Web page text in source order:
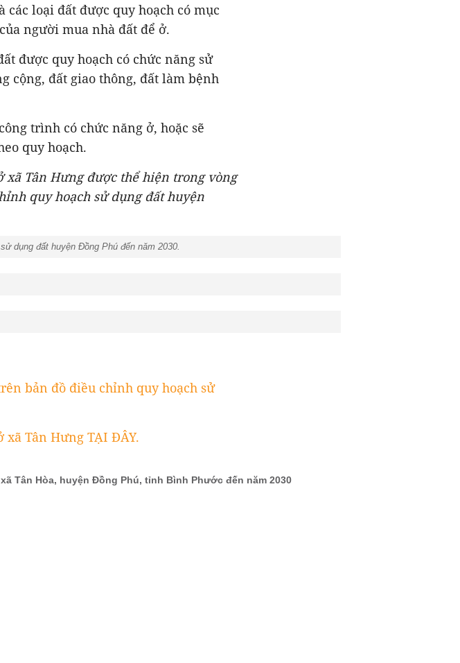
các loại đất được quy hoạch có mục
người mua nhà đất để ở.
được quy hoạch có chức năng sử
cộng, đất giao thông, đất làm bệnh
trình có chức năng ở, hoặc sẽ
quy hoạch.
xã Tân Hưng được thể hiện trong vòng
quy hoạch sử dụng đất huyện
dụng đất huyện Đồng Phú đến năm 2030.
bản đồ điều chỉnh quy hoạch sử
Tân Hưng TẠI ĐÂY.